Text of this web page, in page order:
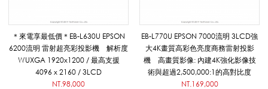
_
影
＊來電享最低價＊EB-L630U EPSON
6200流明 雷射超亮彩投影機 解析度
WUXGA 1920x1200 / 最高支援
4096 x 2160 / 3LCD
NT.98,000
EB-L770U EPSON 7000流明 3LCD強
大4K畫質高彩色亮度商務雷射投影
機 高畫質影像: 內建4K強化影像技
術與超過2,500,000:1的高對比度
NT.169,000